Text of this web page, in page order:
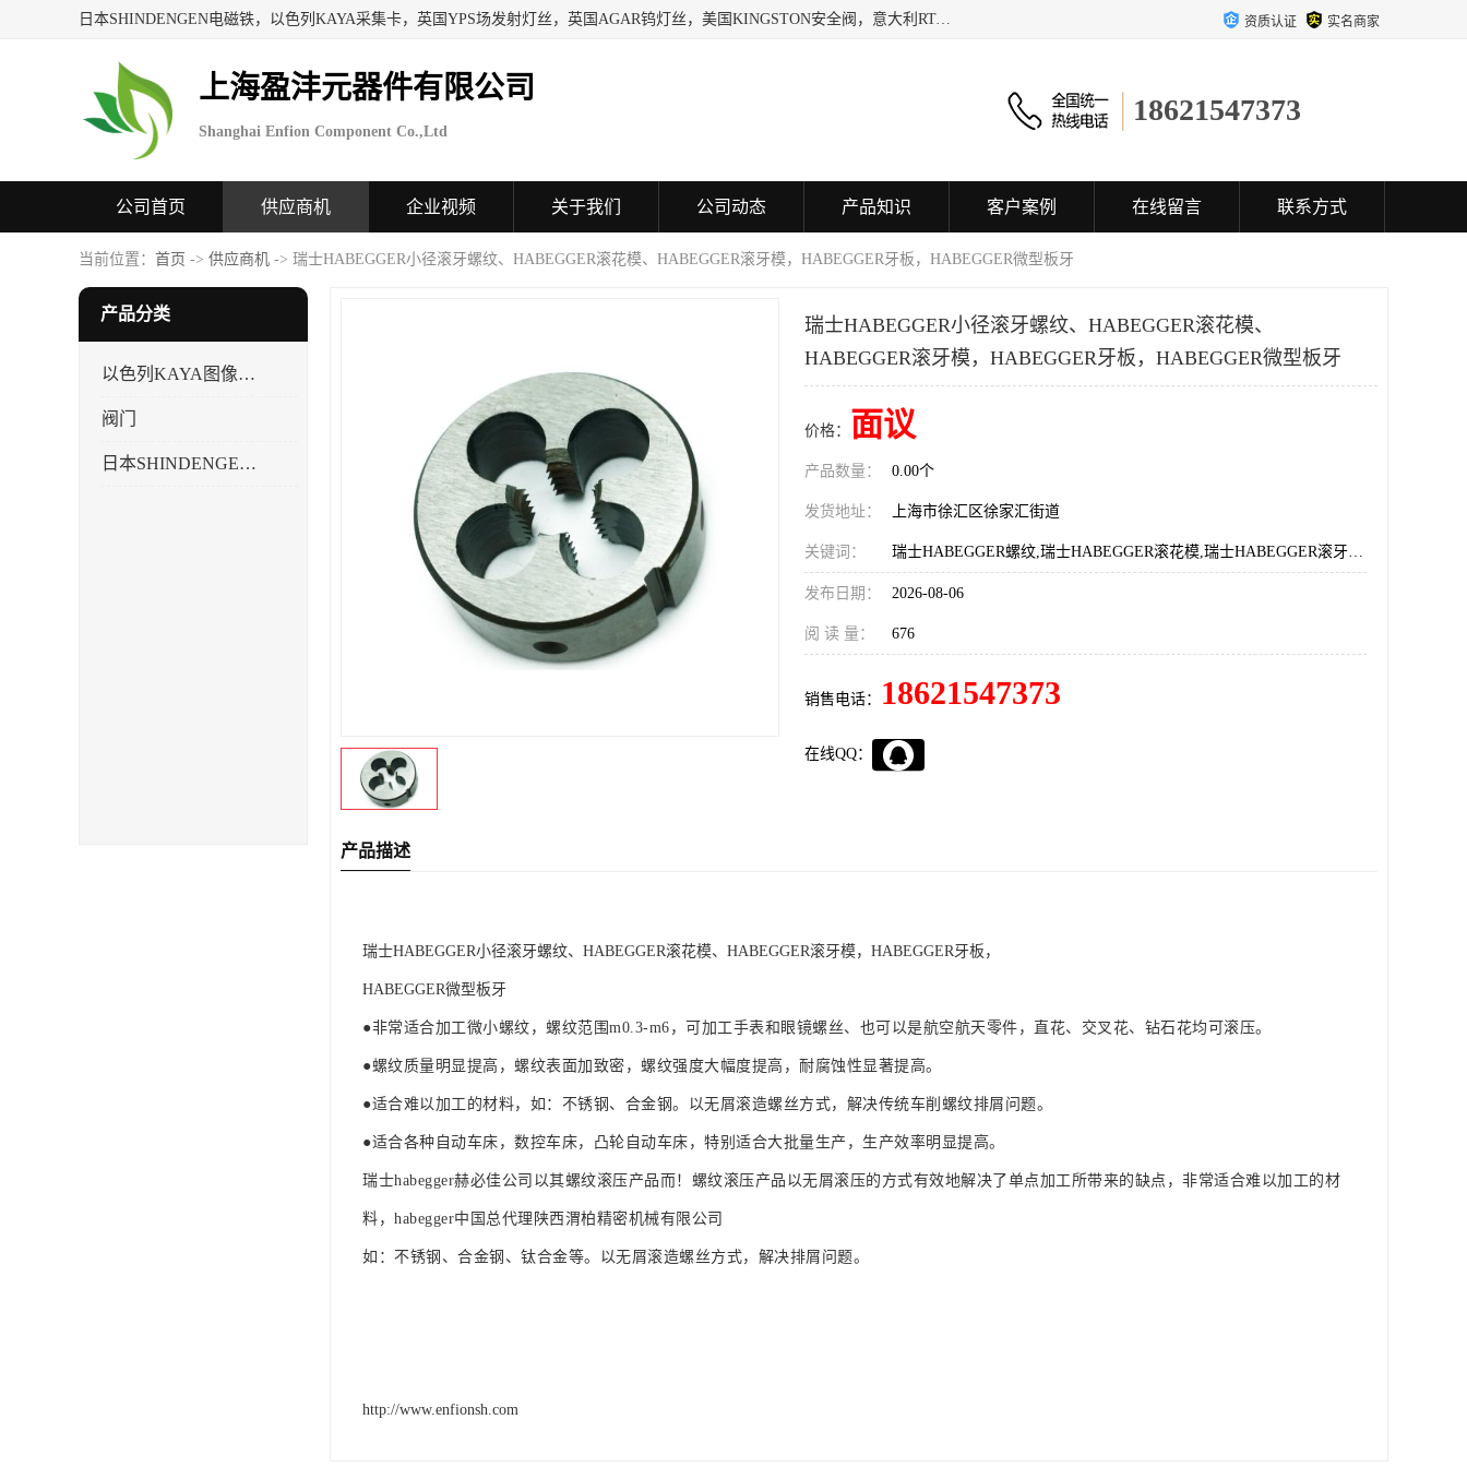
日本SHINDENGEN电磁铁，以色列KAYA采集卡，英国YPS场发射灯丝，英国AGAR钨灯丝，美国KINGSTON安全阀，意大利RTA驱动器，美国MOTT过滤器，美国GENIE过滤器，日本精线NIPPON SEISEN过滤器，法国SAPPEL水表, 德国Thyracont传感器，英国SONTAY压差传感器 美国MPC擦锡布 TB-300-MPC, 德国Matesy磁光分析仪 资质认证 实名商家
上海盈沣元器件有限公司
Shanghai Enfion Component Co.,Ltd
18621547373
公司首页 供应商机 企业视频 关于我们 公司动态 产品知识 客户案例 在线留言 联系方式
当前位置： 首页 -> 供应商机 -> 瑞士HABEGGER小径滚牙螺纹、HABEGGER滚花模、HABEGGER滚牙模，HABEGGER牙板，HABEGGER微型板牙
产品分类
以色列KAYA图像采集卡，数据采集卡
阀门
日本SHINDENGEN电磁铁
瑞士HABEGGER小径滚牙螺纹、HABEGGER滚花模、
HABEGGER滚牙模，HABEGGER牙板，HABEGGER微型板牙
价格： 面议
产品数量： 0.00个
发货地址： 上海市徐汇区徐家汇街道
关键词： 瑞士HABEGGER螺纹,瑞士HABEGGER滚花模,瑞士HABEGGER滚牙模,瑞士HABEGGER牙板,瑞士HABEGGER微型牙板
发布日期： 2026-08-06
阅 读 量： 676
销售电话： 18621547373
在线QQ：
产品描述
瑞士HABEGGER小径滚牙螺纹、HABEGGER滚花模、HABEGGER滚牙模，HABEGGER牙板，
HABEGGER微型板牙
●非常适合加工微小螺纹，螺纹范围m0.3-m6，可加工手表和眼镜螺丝、也可以是航空航天零件，直花、交叉花、钻石花均可滚压。
●螺纹质量明显提高，螺纹表面加致密，螺纹强度大幅度提高，耐腐蚀性显著提高。
●适合难以加工的材料，如：不锈钢、合金钢。以无屑滚造螺丝方式，解决传统车削螺纹排屑问题。
●适合各种自动车床，数控车床，凸轮自动车床，特别适合大批量生产，生产效率明显提高。
瑞士habegger赫必佳公司以其螺纹滚压产品而！螺纹滚压产品以无屑滚压的方式有效地解决了单点加工所带来的缺点，非常适合难以加工的材
料，habegger中国总代理陕西渭柏精密机械有限公司
如：不锈钢、合金钢、钛合金等。以无屑滚造螺丝方式，解决排屑问题。
http://www.enfionsh.com